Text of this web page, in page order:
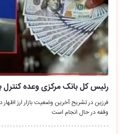
رئیس کل بانک مرکزی وعده کنترل
فرزین در تشریح آخرین وضعیت بازار ارز
وقفه در حال انجام است